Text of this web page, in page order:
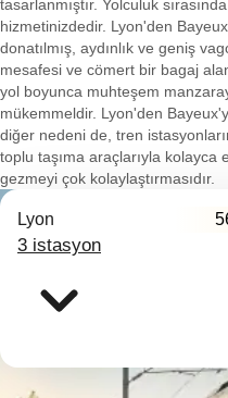
tasarlanmıştır. Yolculuk
hizmetinizdedir. Lyon'den
donatılmış, aydınlık ve geniş
mesafesi ve cömert bir bagaj
yol boyunca muhteşem
mükemmeldir. Lyon'den
diğer nedeni de, tren
toplu taşıma araçlarıyla kolayca
gezmeyi çok kolaylaştırmasıdır.
Lyon
3 istasyon